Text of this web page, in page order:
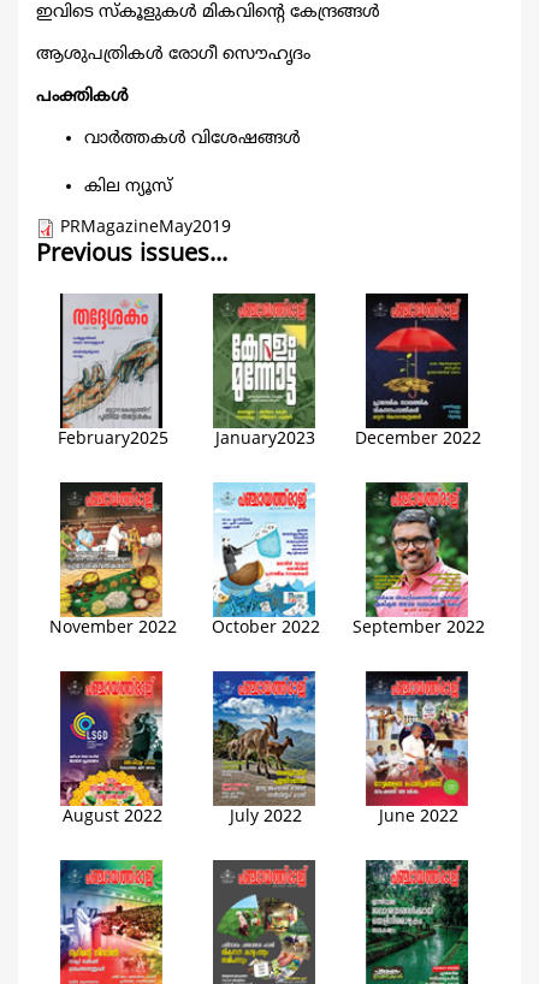
ഇവിടെ സ്കൂളുകള്‍ മികവിന്റെ കേന്ദ്രങ്ങള്‍
ആശുപത്രികള്‍ രോഗീ സൌഹൃദം
പംക്തികള്‍
വാര്‍ത്തകള്‍ വിശേഷങ്ങള്‍
കില ന്യൂസ്‌
PRMagazineMay2019
Previous issues...
February2025 January2023 December 2022
November 2022 October 2022 September 2022
August 2022 July 2022 June 2022